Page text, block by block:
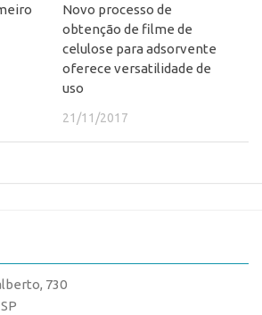
Novo processo de
obtenção de filme de
celulose para adsorvente
oferece versatilidade de
uso
21/11/2017
730